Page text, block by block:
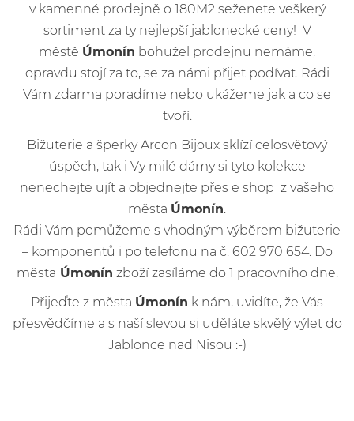
v kamenné prodejně o 180M2 seženete veškerý
sortiment za ty nejlepší jablonecké ceny! V
městě Úmonín bohužel prodejnu nemáme,
opravdu stojí za to, se za námi přijet podívat. Rádi
Vám zdarma poradíme nebo ukážeme jak a co se
tvoří.
Bižuterie a šperky Arcon Bijoux sklízí celosvětový
úspěch, tak i Vy milé dámy si tyto kolekce
nenechejte ujít a objednejte přes e shop z vašeho
města Úmonín
Rádi Vám pomůžeme s vhodným výběrem bižuterie
– komponentů i po telefonu na č. 602 970 654. Do
města Úmonín zboží zasíláme do 1 pracovního dne.
Přijeďte z města Úmonín k nám, uvidíte, že Vás
přesvědčíme a s naší slevou si uděláte skvělý výlet do
Jablonce nad Nisou :-)